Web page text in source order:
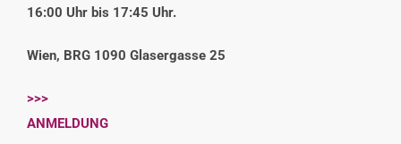
16:00 Uhr bis 17:45 Uhr.
Wien, BRG 1090 Glasergasse 25
>>>
ANMELDUNG